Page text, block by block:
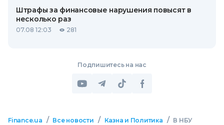
Штрафы за финансовые нарушения повысят в
несколько раз
07.08 12:03 281
Подпишитесь на нас
Finance.ua / Все новости / Казна и Политика / В НБУ